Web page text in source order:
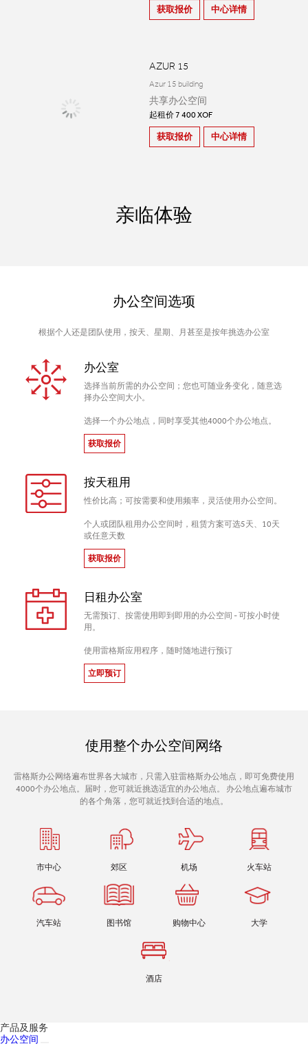
获取报价 中心详情
AZUR 15
Azur 15 building
共享办公空间
起租价 7 400 XOF
获取报价 中心详情
亲临体验
办公空间选项
根据个人还是团队使用，按天、星期、月甚至是按年挑选办公室
办公室
选择当前所需的办公空间；您也可随业务变化，随意选
择办公空间大小。
选择一个办公地点，同时享受其他4000个办公地点。
获取报价
按天租用
性价比高；可按需要和使用频率，灵活使用办公空间。
个人或团队租用办公空间时，租赁方案可选5天、10天
或任意天数
获取报价
日租办公室
无需预订、按需使用即到即用的办公空间 - 可按小时使
用。
使用雷格斯应用程序，随时随地进行预订
立即预订
使用整个办公空间网络
雷格斯办公网络遍布世界各大城市，只需入驻雷格斯办公地点，即可免费使用
4000个办公地点。届时，您可就近挑选适宜的办公地点。 办公地点遍布城市
的各个角落，您可就近找到合适的地点。
市中心 郊区 机场 火车站
汽车站 图书馆 购物中心 大学
酒店
产品及服务
办公空间